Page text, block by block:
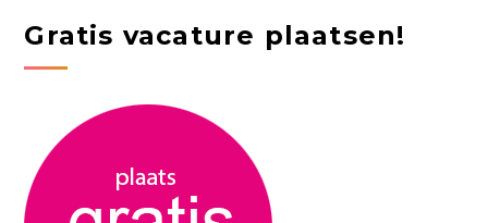
Gratis vacature plaatsen!